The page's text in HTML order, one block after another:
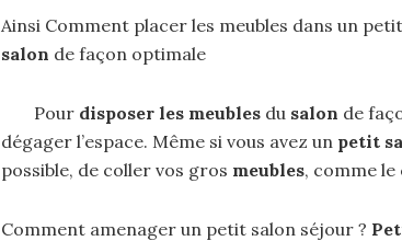
Ainsi Comment placer les meubles dans un
salon de façon optimale
Pour disposer les meubles du salon de
dégager l’espace. Même si vous avez un petit
possible, de coller vos gros meubles, comme le
Comment amenager un petit salon séjour ?